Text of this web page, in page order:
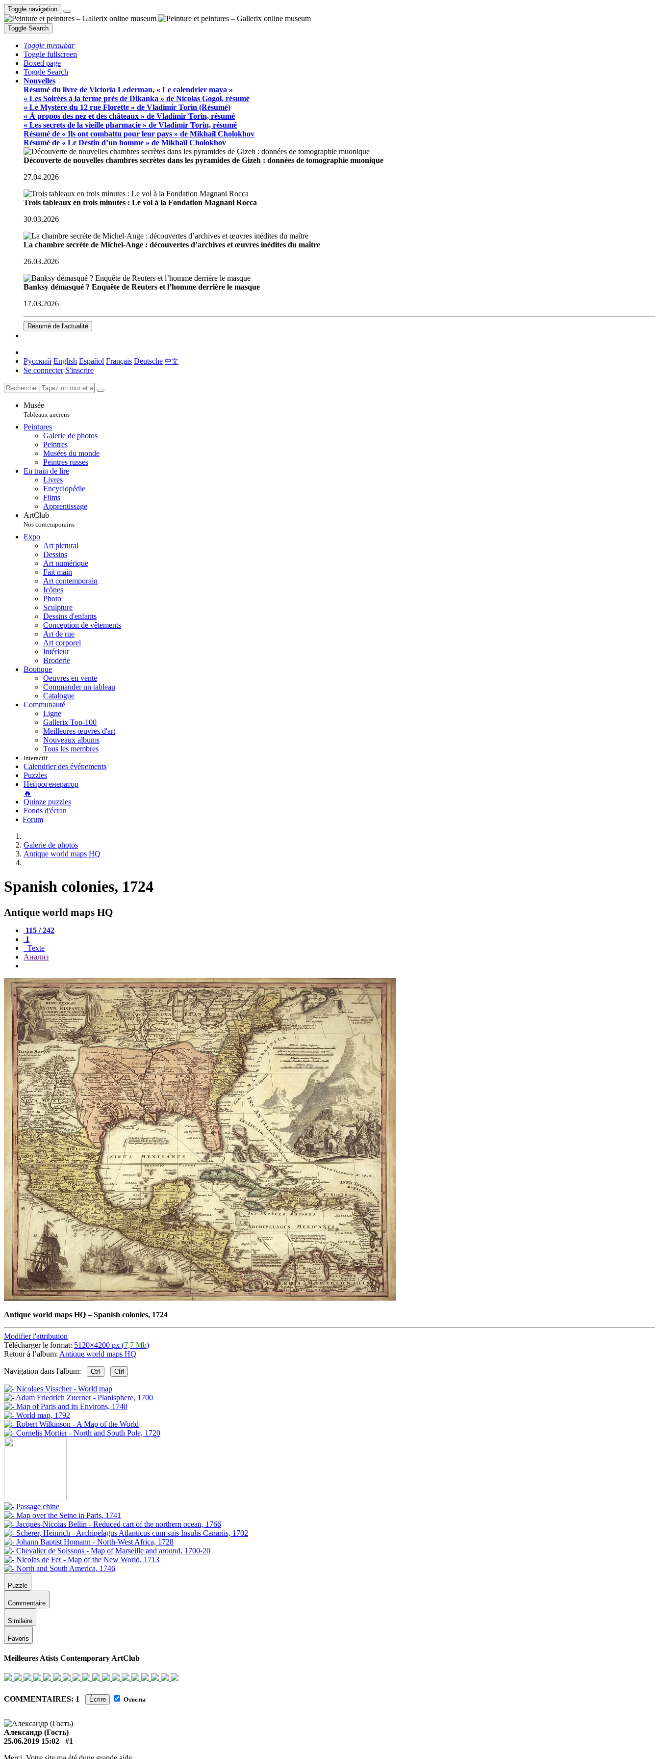
Toggle navigation
Toggle Search
Toggle menubar
Toggle fullscreen
Boxed page
Toggle Search
Nouvelles
Résumé du livre de Victoria Lederman, « Le calendrier maya »
« Les Soirées à la ferme près de Dikanka » de Nicolas Gogol, résumé
« Le Mystère du 12 rue Florette » de Vladimir Torin (Résumé)
« À propos des nez et des châteaux » de Vladimir Torin, résumé
« Les secrets de la vieille pharmacie » de Vladimir Torin, résumé
Résumé de « Ils ont combattu pour leur pays » de Mikhaïl Cholokhov
Résumé de « Le Destin d’un homme » de Mikhaïl Cholokhov
Découverte de nouvelles chambres secrètes dans les pyramides de Gizeh : données de tomographie muonique
27.04.2026
Trois tableaux en trois minutes : Le vol à la Fondation Magnani Rocca
30.03.2026
La chambre secrète de Michel-Ange : découvertes d’archives et œuvres inédites du maître
26.03.2026
Banksy démasqué ? Enquête de Reuters et l’homme derrière le masque
17.03.2026
Résumé de l'actualité
Русский English Español Français Deutsche 中文
Se connecter S'inscrire
Musée
Tableaux anciens
Peintures
Galerie de photos
Peintres
Musées du monde
Peintres russes
En train de lire
Livres
Encyclopédie
Films
Apprentissage
ArtClub
Nos contemporains
Expo
Art pictural
Dessins
Art numérique
Fait main
Art contemporain
Icônes
Photo
Sculpture
Dessins d'enfants
Conception de vêtements
Art de rue
Art corporel
Intérieur
Broderie
Boutique
Oeuvres en vente
Commander un tableau
Catalogue
Communauté
Ligne
Gallerix Top-100
Meilleures œuvres d'art
Nouveaux albums
Tous les membres
Interactif
Calendrier des événements
Puzzles
Нейрогенератор
🔥
Quinze puzzles
Fonds d'écran
Forum
Galerie de photos
Antique world maps HQ
Spanish colonies, 1724
Antique world maps HQ
115 / 242
1
Texte
Анализ
Antique world maps HQ–Spanish colonies, 1724
Modifier l'attribution
Télécharger le format: 5120×4200 px (7,7 Mb)
Retour à l’album: Antique world maps HQ
Navigation dans l'album: Ctrl Ctrl
Puzzle
Commentaire
Similaire
Favoris
Meilleures Atists Contemporary ArtClub
COMMENTAIRES: 1 Écrire Ответы
Александр (Гость)
25.06.2019 15:02
#1